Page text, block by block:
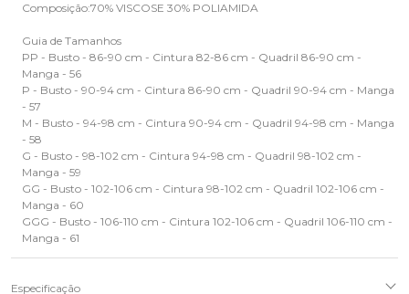
Composição:70% VISCOSE 30% POLIAMIDA
Guia de Tamanhos
PP - Busto - 86-90 cm - Cintura 82-86 cm - Quadril 86-90 cm -
Manga - 56
P - Busto - 90-94 cm - Cintura 86-90 cm - Quadril 90-94 cm - Manga
- 57
M - Busto - 94-98 cm - Cintura 90-94 cm - Quadril 94-98 cm - Manga
- 58
G - Busto - 98-102 cm - Cintura 94-98 cm - Quadril 98-102 cm -
Manga - 59
GG - Busto - 102-106 cm - Cintura 98-102 cm - Quadril 102-106 cm -
Manga - 60
GGG - Busto - 106-110 cm - Cintura 102-106 cm - Quadril 106-110 cm -
Manga - 61
Especificação